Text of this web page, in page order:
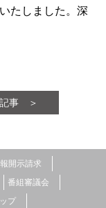
たしました。深
事 ＞
開示請求
番組審議会
プ